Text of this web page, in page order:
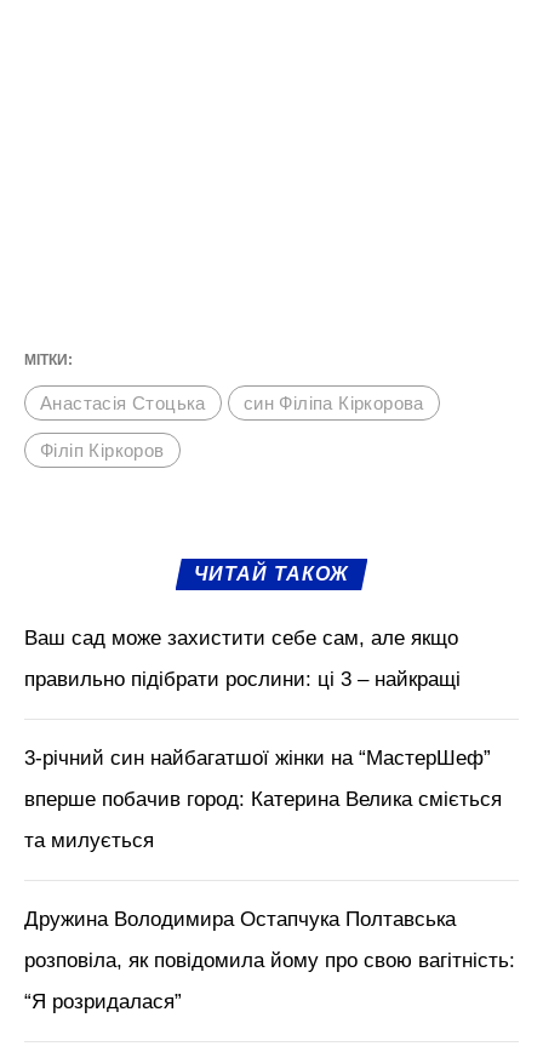
МІТКИ:
Анастасія Стоцька син Філіпа Кіркорова
Філіп Кіркоров
ЧИТАЙ ТАКОЖ
Ваш сад може захистити себе сам, але якщо
правильно підібрати рослини: ці 3 – найкращі
3-річний син найбагатшої жінки на “МастерШеф”
вперше побачив город: Катерина Велика сміється
та милується
Дружина Володимира Остапчука Полтавська
розповіла, як повідомила йому про свою вагітність:
“Я розридалася”